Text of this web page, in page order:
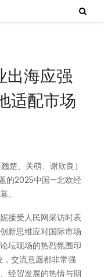
出海应强
适配市场
楚、关萌、谢欣良）
的2025中国—北欧经
。
接受人民网采访时表
新思维应对国际市场
坛现场的热烈氛围印
交流意愿都非常强
经贸发展的热情与期